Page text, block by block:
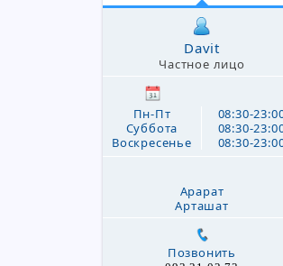
Davit
Частное лицо
Пн-Пт
Суббота
Воскресенье
08:30-
08:30-
08:30-
Арарат
Арташат
Позвонить